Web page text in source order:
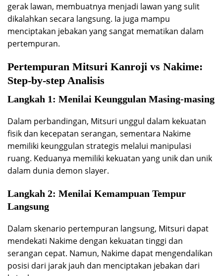
gerak lawan, membuatnya menjadi lawan yang sulit
dikalahkan secara langsung. Ia juga mampu
menciptakan jebakan yang sangat mematikan dalam
pertempuran.
Pertempuran Mitsuri Kanroji vs Nakime:
Step-by-step Analisis
Langkah 1: Menilai Keunggulan Masing-masing
Dalam perbandingan, Mitsuri unggul dalam kekuatan
fisik dan kecepatan serangan, sementara Nakime
memiliki keunggulan strategis melalui manipulasi
ruang. Keduanya memiliki kekuatan yang unik dan unik
dalam dunia demon slayer.
Langkah 2: Menilai Kemampuan Tempur
Langsung
Dalam skenario pertempuran langsung, Mitsuri dapat
mendekati Nakime dengan kekuatan tinggi dan
serangan cepat. Namun, Nakime dapat mengendalikan
posisi dari jarak jauh dan menciptakan jebakan dari